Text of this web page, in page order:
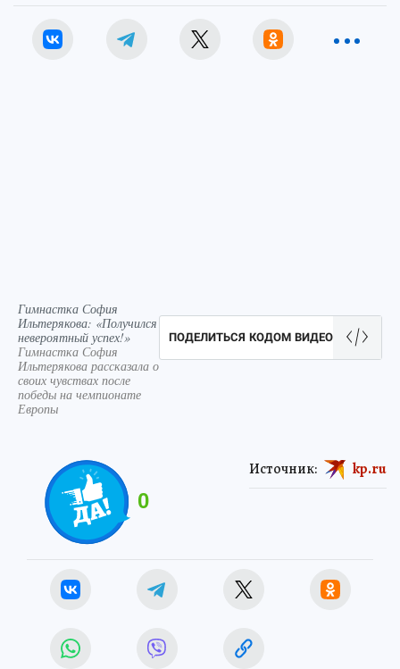
Гимнастка София
Ильтерякова: «Получился
невероятный успех!»
Гимнастка София
Ильтерякова рассказала о
своих чувствах после
победы на чемпионате
Европы
ПОДЕЛИТЬСЯ КОДОМ ВИДЕО
0
Источник: kp.ru